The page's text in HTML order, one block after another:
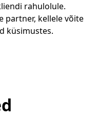
rahulolule.
partner, kellele võite
küsimustes.